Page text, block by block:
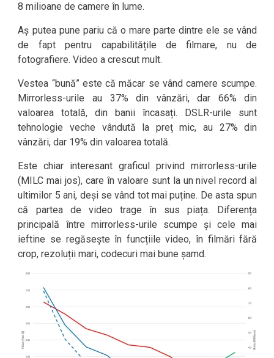
8 milioane de camere în lume.
Aș putea pune pariu că o mare parte dintre ele se vând
de fapt pentru capabilitățile de filmare, nu de
fotografiere. Video a crescut mult.
Vestea “bună” este că măcar se vând camere scumpe.
Mirrorless-urile au 37% din vânzări, dar 66% din
valoarea totală, din banii încasați. DSLR-urile sunt
tehnologie veche vândută la preț mic, au 27% din
vânzări, dar 19% din valoarea totală.
Este chiar interesant graficul privind mirrorless-urile
(MILC mai jos), care în valoare sunt la un nivel record al
ultimilor 5 ani, deși se vând tot mai puține. De asta spun
că partea de video trage în sus piața. Diferența
principală între mirrorless-urile scumpe și cele mai
ieftine se regăsește în funcțiile video, în filmări fără
crop, rezoluții mari, codecuri mai bune șamd.